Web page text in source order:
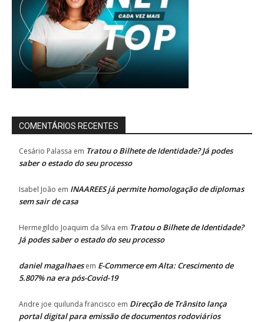
COMENTÁRIOS RECENTES
Cesário Palassa em Tratou o Bilhete de Identidade? Já podes
saber o estado do seu processo
Isabel João em INAAREES já permite homologação de diplomas
sem sair de casa
Hermegildo Joaquim da Silva em Tratou o Bilhete de Identidade?
Já podes saber o estado do seu processo
daniel magalhaesem E-Commerce em Alta: Crescimento de
5.807% na era pós-Covid-19
Andre joe quilunda francisco em Direcção de Trânsito lança
portal digital para emissão de documentos rodoviários